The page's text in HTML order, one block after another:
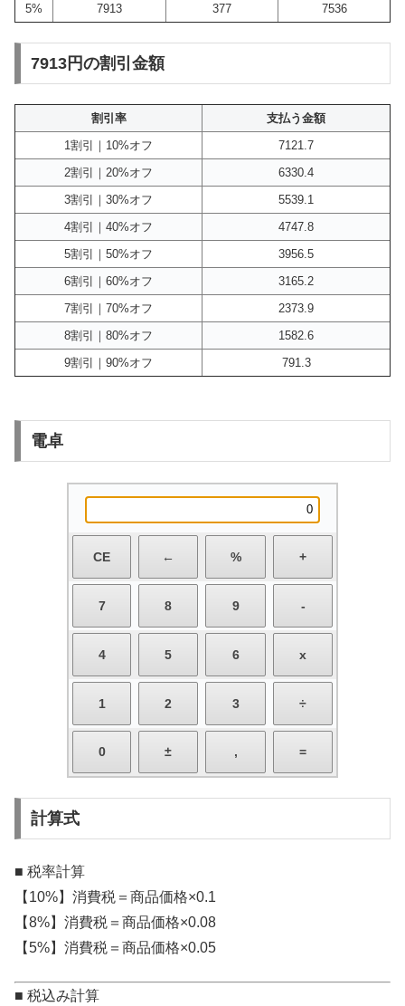
5%
7913 377 7536
7913円の割引金額
割引率
支払う金額
1割引｜10%オフ
7121.7
2割引｜20%オフ
6330.4
3割引｜30%オフ
5539.1
4割引｜40%オフ
4747.8
5割引｜50%オフ
3956.5
6割引｜60%オフ
3165.2
7割引｜70%オフ
2373.9
8割引｜80%オフ
1582.6
9割引｜90%オフ
791.3
電卓
計算式
■ 税率計算
【10%】消費税＝商品価格×0.1
【8%】消費税＝商品価格×0.08
【5%】消費税＝商品価格×0.05
■ 税込み計算